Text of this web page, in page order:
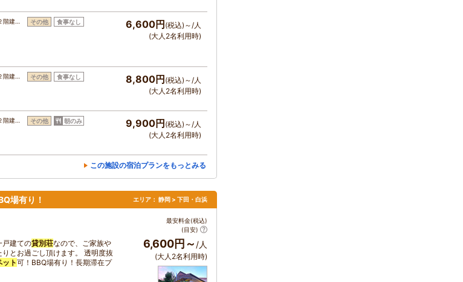
階建… その他 食事なし 6,600円 (税込)～/人
(大人2名利用時)
階建… その他 食事なし 8,800円 (税込)～/人
(大人2名利用時)
階建… その他 朝のみ 9,900円 (税込)～/人
(大人2名利用時)
この施設の宿泊プランをもっとみる
場有り！ エリア： 静岡 > 下田・白浜
戸建ての貸別荘なので、ご家族や
とお過ごし頂けます。 透明度抜
ット可！BBQ場有り！長期滞在プ
最安料金(税込)
(目安)
6,600円～ /人
(大人2名利用時)